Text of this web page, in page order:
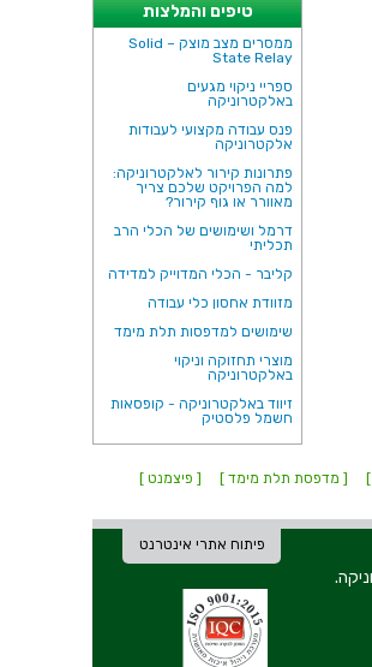
טיפים והמלצות
ממסרים מצב מוצק – Solid
State Relay
ספריי ניקוי מגעים
באלקטרוניקה
פנס עבודה מקצועי לעבודות
אלקטרוניקה
פתרונות קירור לאלקטרוניקה:
למה הפרויקט שלכם צריך
מאוורר או גוף קירור?
דרמל ושימושים של הכלי הרב
תכליתי
קליבר - הכלי המדוייק למדידה
מזוודת אחסון כלי עבודה
שימושים למדפסות תלת מימד
מוצרי תחזוקה וניקוי
באלקטרוניקה
זיווד באלקטרוניקה - קופסאות
חשמל פלסטיק
[ מדפסת תלת מימד ]
[ פיצמנט ]
פיתוח אתרי אינטרנט